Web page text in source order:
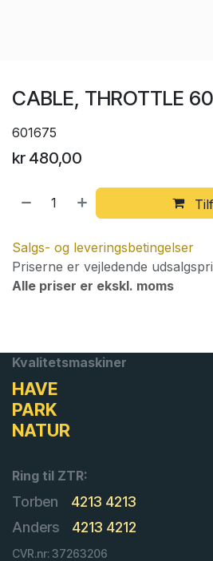
CABLE, THROTTLE
601675
kr 480,00
Salgs- og leveringsbetingelser
Priserne er vejledende
Alle priser er ekskl. moms
Kvalitetsmaskiner
HAVE
PARK
NATUR
Ring til ZTR:
Torben
4213 4213
Anders
4213 4212
CVR.nr: 37263206